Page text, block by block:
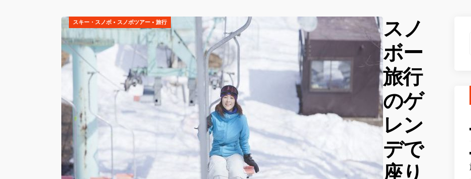
スキー・スノボ • スノボツアー • 旅行
スノ
ボー
旅行
のゲ
レン
デで
座り